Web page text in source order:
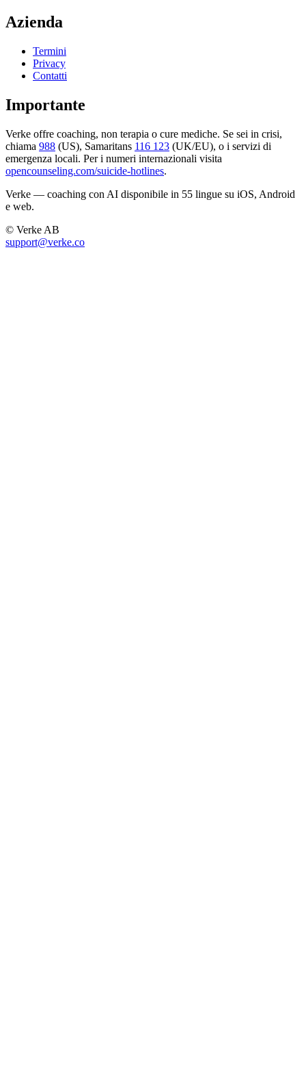
Azienda
Termini
Privacy
Contatti
Importante
Verke offre coaching, non terapia o cure mediche. Se sei in crisi,
chiama 988 (US), Samaritans 116 123 (UK/EU), o i servizi di
emergenza locali. Per i numeri internazionali visita
opencounseling.com/suicide-hotlines.
Verke — coaching con AI disponibile in 55 lingue su iOS, Android
e web.
© Verke AB
support@verke.co